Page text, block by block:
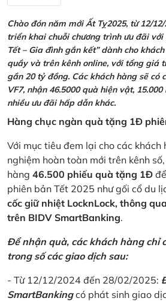
Chào đón năm mới Ất Tỵ2025, từ 12/
triển khai chuỗi chương trình ưu đãi với
Tết – Gia đình gắn kết” dành cho
quầy và trên kênh online, với tổng giá
gần 20 tỷ đồng. Các khách hàng sẽ có
VF7, nhận 46.5000 quà hiện vật,
nhiều ưu đãi hấp dẫn khác.
Hàng chục ngàn quà tặng 1Đ
Với mục tiêu đem lại cho các khách
nghiệm hoàn toàn mới trên kênh
hàng 46.500 phiếu quà tặng 1Đ
phiên bản Tết 2025 như gối cổ du
cốc giữ nhiệt LocknLock, thông
trên BIDV SmartBanking.
Để nhận quà, các khách hàng chỉ
trong số các giao dịch sau:
- Từ 12/12/2024 đến 28/02/2025:
SmartBankingcó phát sinh giao